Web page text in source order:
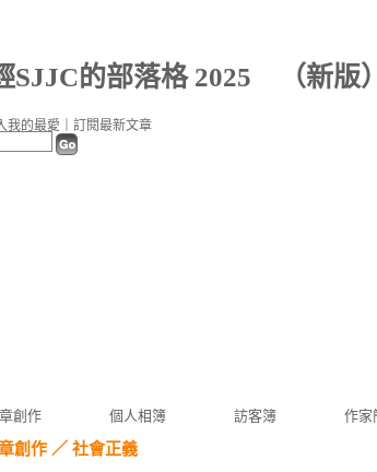
SJJC的部落格 2025 （新版）
創作 個人相簿 訪客簿 作家
我的最愛 訂閱最新文章
創作 ／ 社會正義